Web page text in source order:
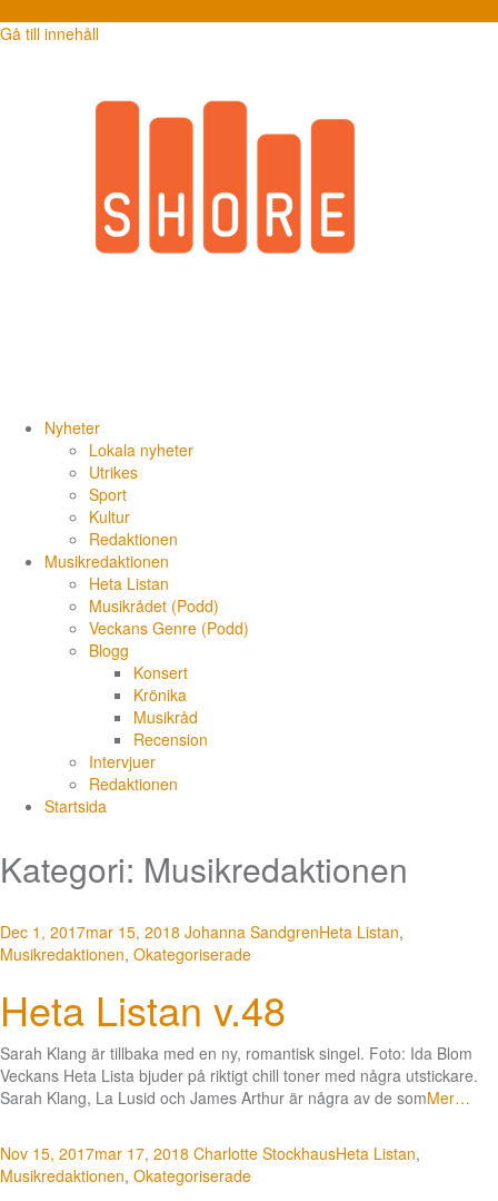
Gå till innehåll
Nyheter
Lokala nyheter
Utrikes
Sport
Kultur
Redaktionen
Musikredaktionen
Heta Listan
Musikrådet (Podd)
Veckans Genre (Podd)
Blogg
Konsert
Krönika
Musikråd
Recension
Intervjuer
Redaktionen
Startsida
Kategori: Musikredaktionen
Dec 1, 2017mar 15, 2018 Johanna SandgrenHeta Listan,
Musikredaktionen, Okategoriserade
Heta Listan v.48
Sarah Klang är tillbaka med en ny, romantisk singel. Foto: Ida Blom
Veckans Heta Lista bjuder på riktigt chill toner med några utstickare.
Sarah Klang, La Lusid och James Arthur är några av de somMer…
Nov 15, 2017mar 17, 2018 Charlotte StockhausHeta Listan,
Musikredaktionen, Okategoriserade